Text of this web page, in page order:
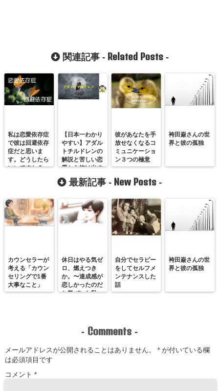
関連記事 - Related Posts-
私は恋愛依存症
で彼は回避依存
症だと思いま
す。どうしたら
いいですか？
【日本一わかり
やすい】アダル
トチルドレンの
解説と苦しい恋
愛から抜け出す
7つの方法
彼があなたを手
放せなくなるコ
ミュニケーショ
ン３つの極意
袴田巌さんの世
界と彼の孤独
最新記事 - New Posts -
カウンセラーが
考える「カウン
セリングで1番
大事なこと」
休日はやる気ゼ
ロ、燃えつき
か。〜達成感が
恋しかったのだ
と気づいた私
自分でセラピー
をしてセルフメ
ンテナンスした
話
袴田巌さんの世
界と彼の孤独
- Comments -
メールアドレスが公開されることはありません。 * が付いている欄
は必須項目です
コメント *